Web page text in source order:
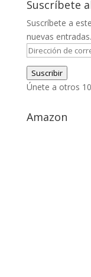
Suscríbete
Suscríbete a
nuevas entradas.
Dirección
de
correo
electrónico
Suscribir
Únete a otros
Amazon